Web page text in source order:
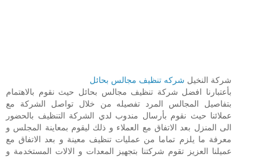
شركة النخيل شركه تنظيف مجالس بحائل
بأعتبارنا افضل شركة تنظيف مجالس بحائل حيث نقوم بالاهتمام
بتفاصيل المجالس المرد تفصيله من خلال تواصل الشركة مع
عملائنا حيث نقوم بأرسال مندوب لدي الشركة التنظيف بالحضور
الى المنزل بعد الاتفاق مع العملاء و ذلك ليقوم بمعاينة المجلس و
معرفة ما يلزم تماما من عمليات تنظيف معينة و بعد الاتفاق مع
عميلنا العزيز تقوم شركتنا بتجهيز المعدات و الالات المستخدمة و